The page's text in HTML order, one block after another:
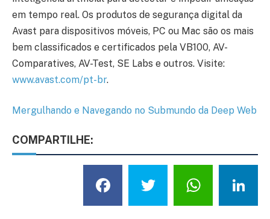
em tempo real. Os produtos de segurança digital da
Avast para dispositivos móveis, PC ou Mac são os mais
bem classificados e certificados pela VB100, AV-
Comparatives, AV-Test, SE Labs e outros. Visite:
www.avast.com/pt-br.
Mergulhando e Navegando no Submundo da Deep Web
COMPARTILHE:
Facebook
Twitter